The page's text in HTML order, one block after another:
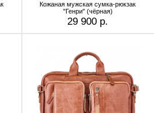
Кожаная мужская сумка-рюкзак
"Генри" (чёрная)
29 900 р.